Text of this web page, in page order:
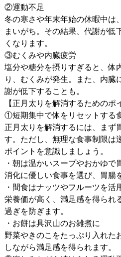
②運動不足
冬の寒さや年末年始の休暇中は
まいがち。その結果、代謝が低
くなります。
③むくみや内臓疲労
塩分や糖分を摂りすぎると、体
り、むくみが発生。また、内臓
謝が低下することも。
【正月太りを解消するためのポ
①短期集中で体をリセットする
正月太りを解消するには、まず
す。ただし、無理な食事制限は
ポイントを意識しましょう。
・朝は温かいスープやおかゆで
消化に優しい食事を選び、胃腸
・間食はナッツやフルーツを活
栄養価が高く、満足感を得られ
過ぎを防ぎます。
・お餅は具沢山のお雑煮に
野菜やきのこをたっぷり入れた
しながら満足感を得られます。